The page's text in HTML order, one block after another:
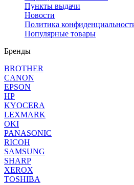
Пункты выдачи
Новости
Политика
Популярные товары
Бренды
BROTHER
CANON
EPSON
HP
KYOCERA
LEXMARK
OKI
PANASONIC
RICOH
SAMSUNG
SHARP
XEROX
TOSHIBA